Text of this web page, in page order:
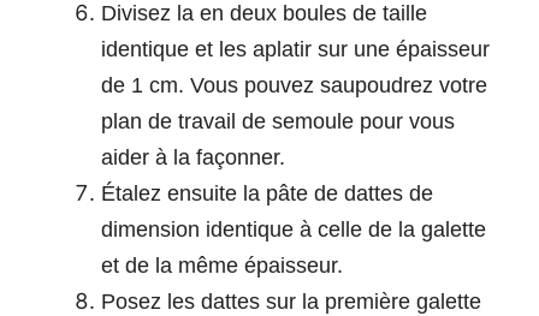
Divisez la en deux boules de taille
identique et les aplatir sur une épaisseur
de 1 cm. Vous pouvez saupoudrez votre
plan de travail de semoule pour vous
aider à la façonner.
Étalez ensuite la pâte de dattes de
dimension identique à celle de la galette
et de la même épaisseur.
Posez les dattes sur la première galette